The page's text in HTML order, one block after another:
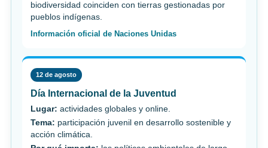
biodiversidad coinciden con tierras gestionadas por
pueblos indígenas.
Información oficial de Naciones Unidas
12 de agosto
Día Internacional de la Juventud
Lugar: actividades globales y online.
Tema: participación juvenil en desarrollo sostenible y
acción climática.